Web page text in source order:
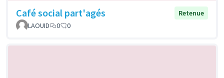
Café social part'agés
Retenue
LAOUID
0 0